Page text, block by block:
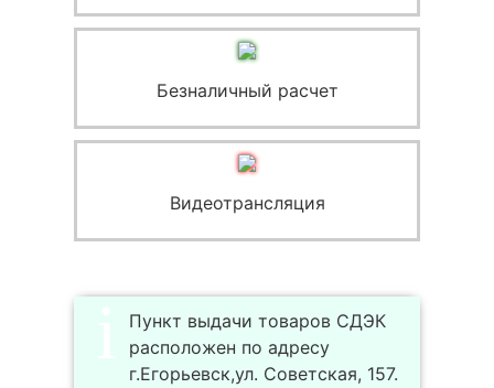
Безналичный расчет
Видеотрансляция
Пункт выдачи товаров СДЭК
расположен по адресу
г.Егорьевск,ул. Советская, 157.